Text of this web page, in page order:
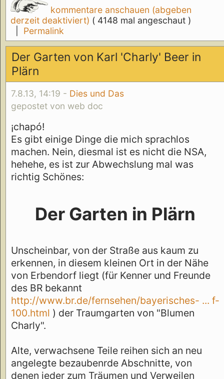
kommentare anschauen (abgeben
derzeit deaktiviert) ( 4148 mal angeschaut )
Permalink
Der Garten von Karl 'Charly' Beer in
Plärn
7.8.13, 14:19 - Dies und Das
gepostet von web doc
¡chapó!
Es gibt einige Dinge die mich sprachlos
machen. Nein, diesmal ist es nicht die NSA,
hehehe, es ist zur Abwechslung mal was
richtig Schönes:
Der Garten in Plärn
Unscheinbar, von der Straße aus kaum zu
erkennen, in diesem kleinen Ort in der Nähe
von Erbendorf liegt (für Kenner und Freunde
des BR bekannt
http://www.br.de/fernsehen/bayerisches- ... f-
100.html ) der Traumgarten von "Blumen
Charly".
Alte, verwachsene Teile reihen sich an neu
angelegte bezaubenrde Abschnitte, von
denen jeder zum Träumen und Verweilen